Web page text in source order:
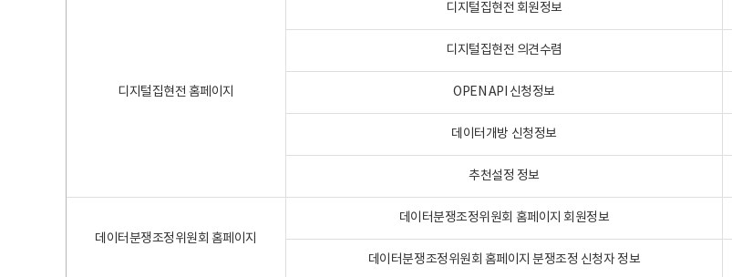
디지털집현전 홈페이지
디지털집현전 회원정보
디지털집현전 의견수렴
OPEN API 신청정보
데이터개방 신청정보
추천설정 정보
데이터분쟁조정위원회 홈페이지
데이터분쟁조정위원회 홈페이지 회원정보
데이터분쟁조정위원회 홈페이지 분쟁조정 신청자 정보